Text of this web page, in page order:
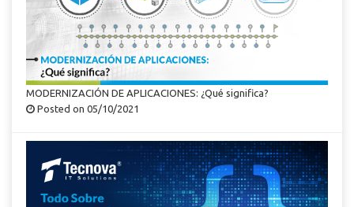
MODERNIZACIÓN DE APLICACIONES: ¿Qué significa?
Posted on 05/10/2021